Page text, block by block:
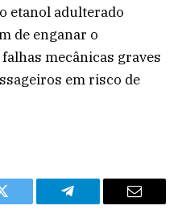
etanol adulterado
de enganar o
mecânicas graves
em risco de
Twitter Telegram Email